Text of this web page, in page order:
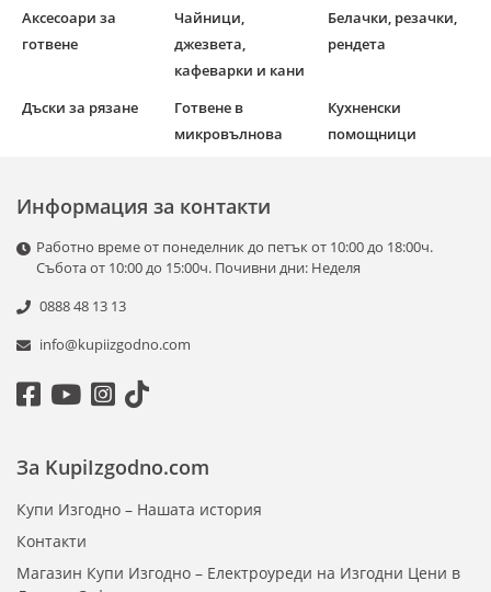
Аксесоари за
готвене
Чайници,
джезвета,
кафеварки и кани
Белачки, резачки,
рендета
Дъски за рязане
Готвене в
микровълнова
Кухненски
помощници
Информация за контакти
Работно време от понеделник до петък от 10:00 до 18:00ч.
Събота от 10:00 до 15:00ч. Почивни дни: Неделя
0888 48 13 13
info@kupiizgodno.com
За KupiIzgodno.com
Купи Изгодно – Нашата история
Контакти
Магазин Купи Изгодно – Електроуреди на Изгодни Цени в